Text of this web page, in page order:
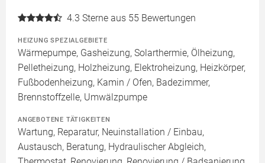
4.3 Sterne aus 55 Bewertungen
HEIZUNG SPEZIALGEBIETE
Wärmepumpe, Gasheizung, Solarthermie, Ölheizung,
Pelletheizung, Holzheizung, Elektroheizung, Heizkörper,
Fußbodenheizung, Kamin / Ofen, Badezimmer,
Brennstoffzelle, Umwälzpumpe
ANGEBOTENE TÄTIGKEITEN
Wartung, Reparatur, Neuinstallation / Einbau,
Austausch, Beratung, Hydraulischer Abgleich,